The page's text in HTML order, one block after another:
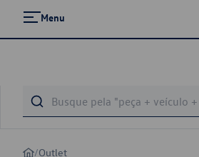
Menu
/Outlet